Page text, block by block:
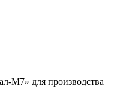
М7» для производства